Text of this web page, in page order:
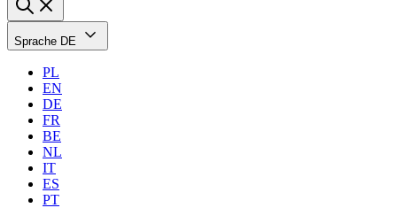
Sprache DE
PL
EN
DE
FR
BE
NL
IT
ES
PT